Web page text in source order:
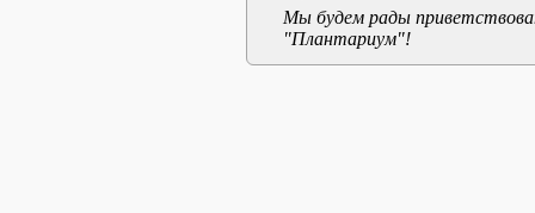
Мы будем рады
"Плантариум"!